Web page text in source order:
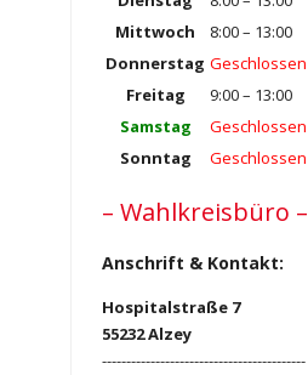
Mittwoch
8:00 – 13:00
Donnerstag Geschlossen
Freitag
9:00 – 13:00
Samstag
Geschlossen
Sonntag
Geschlossen
– Wahlkreisbüro –
Anschrift & Kontakt:
Hospitalstraße 7
55232 Alzey
------------------------------------------